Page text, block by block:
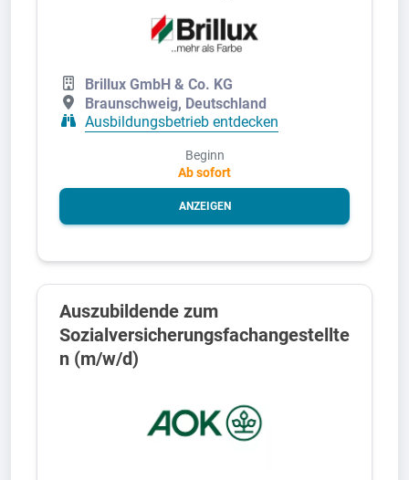
Brillux GmbH & Co. KG
Braunschweig, Deutschland
Ausbildungsbetrieb entdecken
Beginn
Ab sofort
ANZEIGEN
Auszubildende zum
Sozialversicherungsfachangestellte
n (m/w/d)